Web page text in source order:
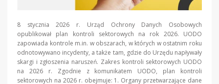
8 stycznia 2026 r. Urząd Ochrony Danych Osobowych
opublikował plan kontroli sektorowych na rok 2026. UODO
zapowiada kontrole m.in. w obszarach, w których w ostatnim roku
odnotowywano incydenty, a także tam, gdzie do Urzędu napływały
skargi i zgłoszenia naruszeń. Zakres kontroli sektorowych UODO
na 2026 r. Zgodnie z komunikatem UODO, plan kontroli
sektorowych na 2026 r. obejmuje: 1. Organy przetwarzające dane